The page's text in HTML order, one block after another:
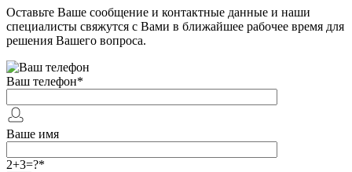
Оставьте Ваше сообщение и контактные данные и наши
специалисты свяжутся с Вами в ближайшее рабочее время для
решения Вашего вопроса.
Ваш телефон*
Ваше имя
2+3=?*